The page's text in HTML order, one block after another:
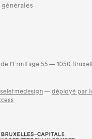
l’Ermitage 55 — 1050
— déployé par